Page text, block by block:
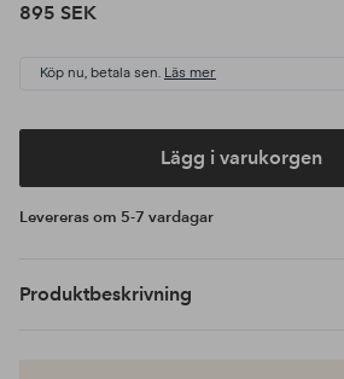
895 SEK
Köp nu, betala sen. Läs mer
Lägg i varukorgen
Levereras om 5-7 vardagar
Produktbeskrivning